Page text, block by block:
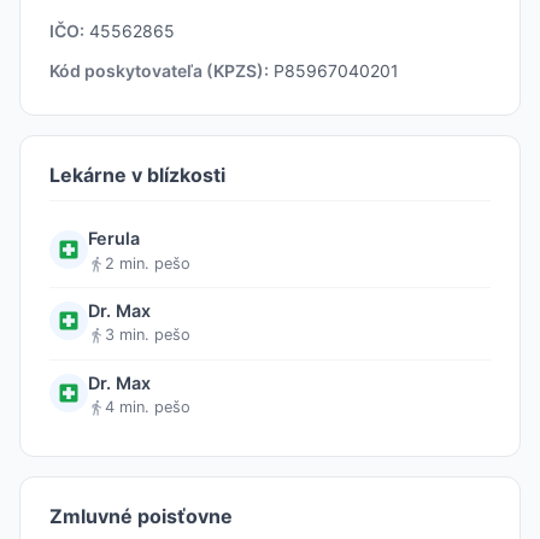
IČO: 45562865
Kód poskytovateľa (KPZS): P85967040201
Lekárne v blízkosti
Ferula
2 min. pešo
Dr. Max
3 min. pešo
Dr. Max
4 min. pešo
Zmluvné poisťovne